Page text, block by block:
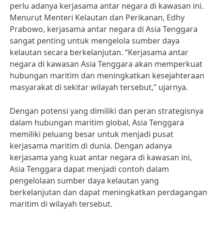
perlu adanya kerjasama antar negara di kawasan ini.
Menurut Menteri Kelautan dan Perikanan, Edhy
Prabowo, kerjasama antar negara di Asia Tenggara
sangat penting untuk mengelola sumber daya
kelautan secara berkelanjutan. “Kerjasama antar
negara di kawasan Asia Tenggara akan memperkuat
hubungan maritim dan meningkatkan kesejahteraan
masyarakat di sekitar wilayah tersebut,” ujarnya.
Dengan potensi yang dimiliki dan peran strategisnya
dalam hubungan maritim global, Asia Tenggara
memiliki peluang besar untuk menjadi pusat
kerjasama maritim di dunia. Dengan adanya
kerjasama yang kuat antar negara di kawasan ini,
Asia Tenggara dapat menjadi contoh dalam
pengelolaan sumber daya kelautan yang
berkelanjutan dan dapat meningkatkan perdagangan
maritim di wilayah tersebut.